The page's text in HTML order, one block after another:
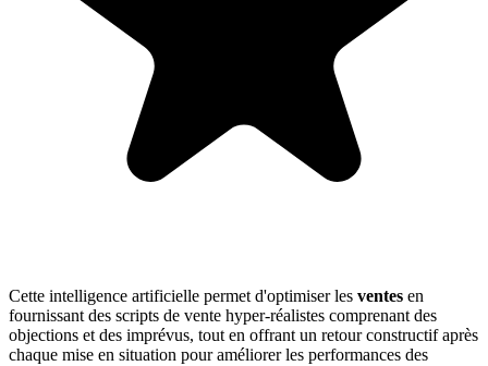
Cette intelligence artificielle permet d'optimiser les ventes en
fournissant des scripts de vente hyper-réalistes comprenant des
objections et des imprévus, tout en offrant un retour constructif après
chaque mise en situation pour améliorer les performances des